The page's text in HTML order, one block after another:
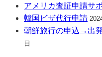
アメリカ査証申請サ
韓国ビザ代行申請
朝鮮旅行の申込→出
日